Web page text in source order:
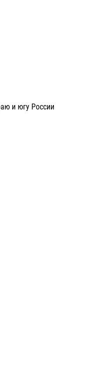
и югу России